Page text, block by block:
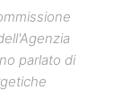
parlato di